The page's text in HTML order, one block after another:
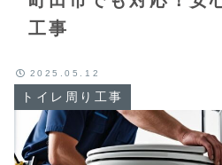
工事
トイレ周り工事
2025.05.12